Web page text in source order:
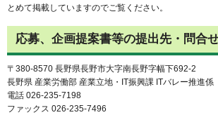
とめて掲載していますのでご覧ください。
応募、企画提案書等の提出先・問合
〒380-8570 長野県長野市大字南長野字幅下692-2
長野県 産業労働部 産業立地・IT振興課 ITバレー推進係
電話 026-235-7198
ファックス 026-235-7496